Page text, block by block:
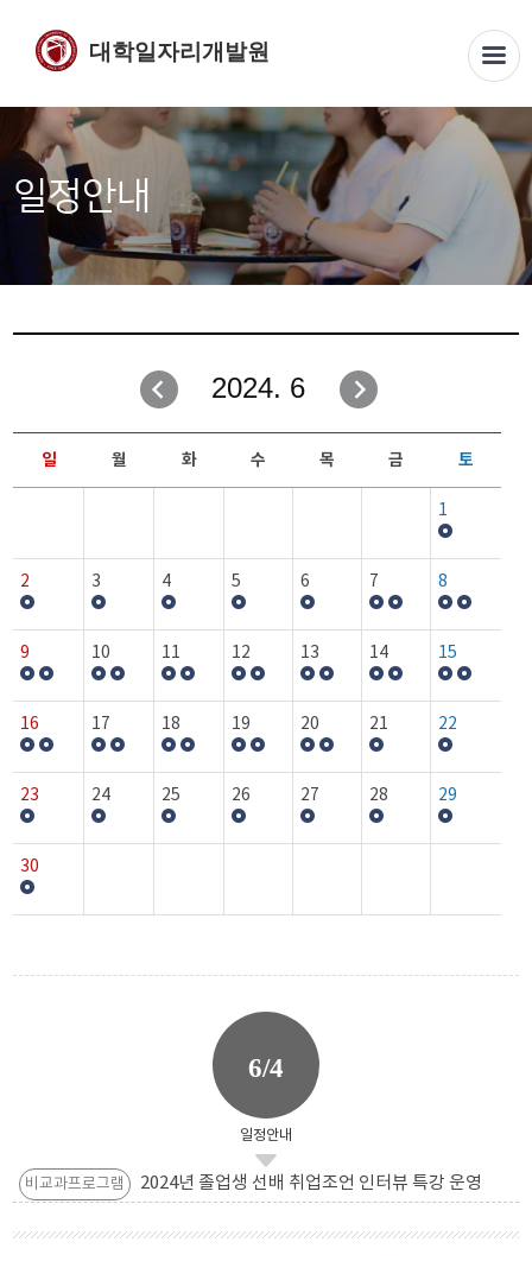
대학일자리개발원
일정안내
2024. 6
일 월 화 수 목 금 토
1
2 3 4 5 6 7 8
9 10 11 12 13 14 15
16 17 18 19 20 21 22
23 24 25 26 27 28 29
30
6/4
일정안내
비교과프로그램 2024년 졸업생 선배 취업조언 인터뷰 특강 운영